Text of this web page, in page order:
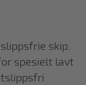
skip.
spesielt lavt